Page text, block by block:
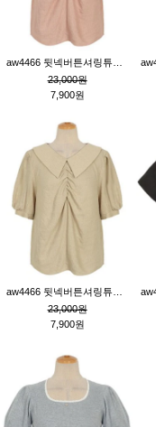
23,000원
7,900원
23,000원
7,900원